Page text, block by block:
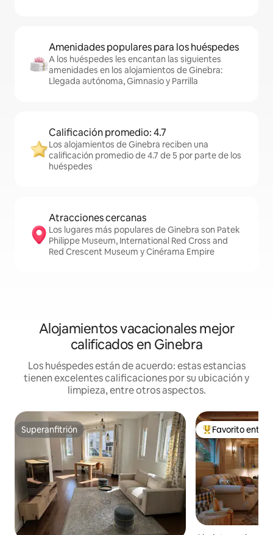
Amenidades populares para los huéspedes
A los huéspedes les encantan las siguientes
amenidades en los alojamientos de Ginebra:
Llegada autónoma, Gimnasio y Parrilla
Calificación promedio: 4.7
Los alojamientos de Ginebra reciben una
calificación promedio de 4.7 de 5 por parte de los
huéspedes
Atracciones cercanas
Los lugares más populares de Ginebra son Patek
Philippe Museum, International Red Cross and
Red Crescent Museum y Cinérama Empire
Alojamientos vacacionales mejor
calificados en Ginebra
Los huéspedes están de acuerdo: estas estancias
tienen excelentes calificaciones por su ubicación y
limpieza, entre otros aspectos.
Superanfitrión
Superanfitrión De los mejores
Favorito entre